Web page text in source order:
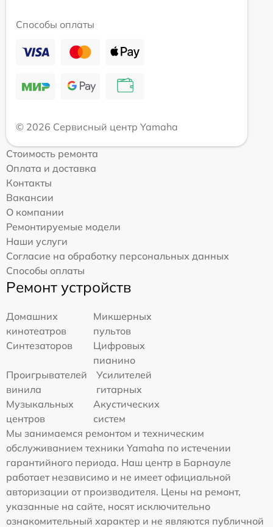
Способы оплаты
© 2026 Сервисный центр Yamaha
Стоимость ремонта
Оплата и доставка
Контакты
Вакансии
О компании
Ремонтируемые модели
Наши услуги
Согласие на обработку персональных данных
Способы оплаты
Ремонт устройств
Домашних
кинотеатров
Микшерных
пультов
Синтезаторов
Цифровых
пианино
Проигрывателей
винила
Усилителей
гитарных
Музыкальных
центров
Акустических
систем
Мы занимаемся ремонтом и техническим
обслуживанием техники Yamaha по истечении
гарантийного периода. Наш центр в Барнауле
работает независимо и не имеет официальной
авторизации от производителя. Цены на ремонт,
указанные на сайте, носят исключительно
ознакомительный характер и не являются публичной